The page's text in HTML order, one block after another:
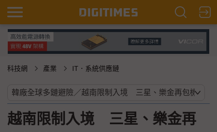
科技網 產業 IT．系統供應鏈
越南限制入境 三星、樂金再